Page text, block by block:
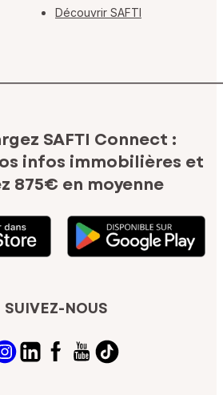
Découvrir SAFTI
SAFTI Connect :
infos immobilières et
875€ en moyenne
SUIVEZ-NOUS